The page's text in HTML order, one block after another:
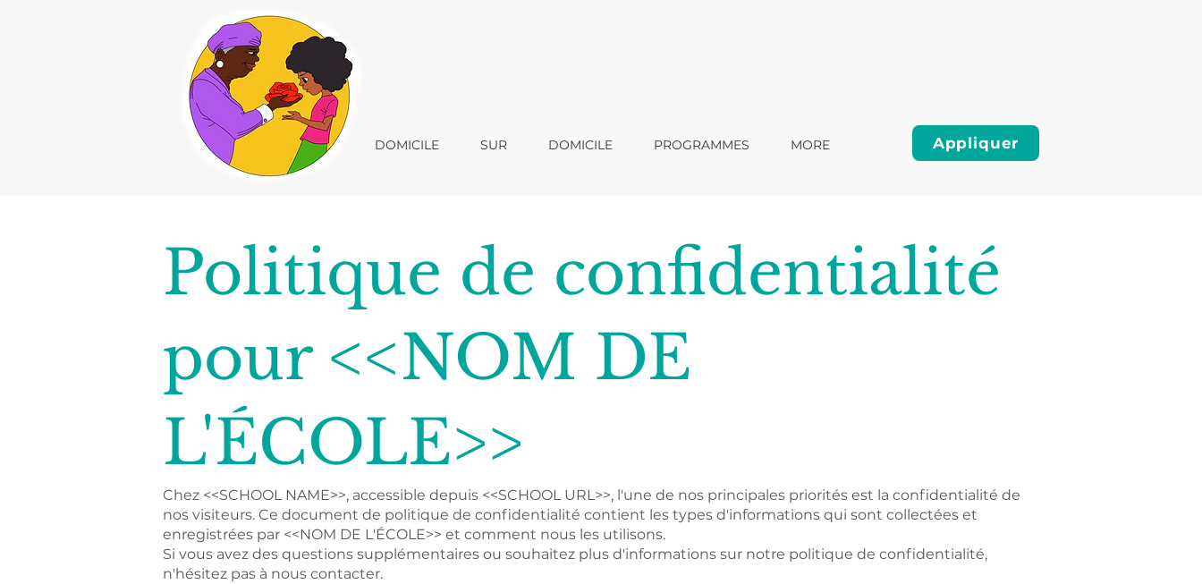
DOMICILE SUR DOMICILE PROGRAMMES MORE Appliquer
Politique de confidentialité
pour <<NOM DE
L'ÉCOLE>>
Chez <<SCHOOL NAME>>, accessible depuis <<SCHOOL URL>>, l'une de nos principales priorités est la confidentialité de
nos visiteurs. Ce document de politique de confidentialité contient les types d'informations qui sont collectées et
enregistrées par <<NOM DE L'ÉCOLE>> et comment nous les utilisons.
Si vous avez des questions supplémentaires ou souhaitez plus d'informations sur notre politique de confidentialité,
n'hésitez pas à nous contacter.